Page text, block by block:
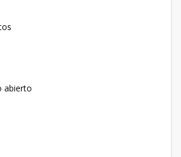
abierto